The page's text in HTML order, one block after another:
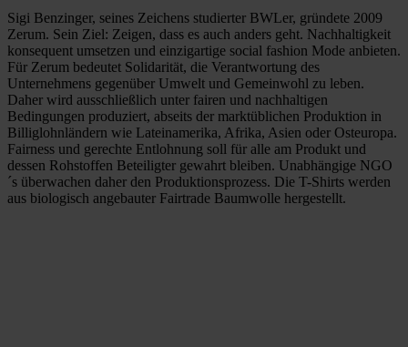
Sigi Benzinger, seines Zeichens studierter BWLer, gründete 2009
Zerum. Sein Ziel: Zeigen, dass es auch anders geht. Nachhaltigkeit
konsequent umsetzen und einzigartige social fashion Mode anbieten.
Für Zerum bedeutet Solidarität, die Verantwortung des
Unternehmens gegenüber Umwelt und Gemeinwohl zu leben.
Daher wird ausschließlich unter fairen und nachhaltigen
Bedingungen produziert, abseits der marktüblichen Produktion in
Billiglohnländern wie Lateinamerika, Afrika, Asien oder Osteuropa.
Fairness und gerechte Entlohnung soll für alle am Produkt und
dessen Rohstoffen Beteiligter gewahrt bleiben. Unabhängige NGO
´s überwachen daher den Produktionsprozess. Die T-Shirts werden
aus biologisch angebauter Fairtrade Baumwolle hergestellt.